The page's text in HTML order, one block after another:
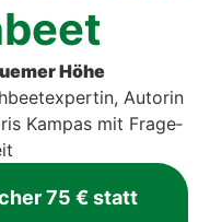
Höhe
Autorin
Kam­pas mit Fra­ge­
75 € statt